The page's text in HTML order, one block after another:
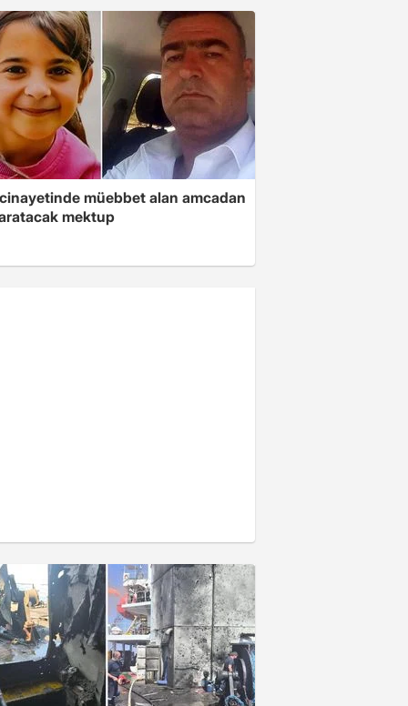
müebbet alan amcadan
mektup